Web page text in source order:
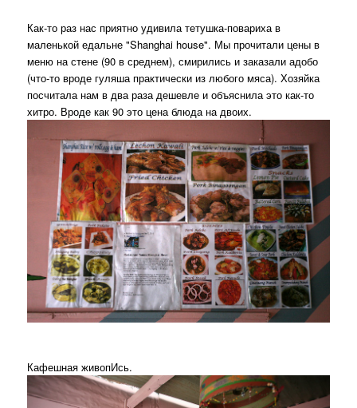
Как-то раз нас приятно удивила тетушка-повариха в
маленькой едальне "Shanghai house". Мы прочитали цены в
меню на стене (90 в среднем), смирились и заказали адобо
(что-то вроде гуляша практически из любого мяса). Хозяйка
посчитала нам в два раза дешевле и объяснила это как-то
хитро. Вроде как 90 это цена блюда на двоих.
Кафешная живопИсь.